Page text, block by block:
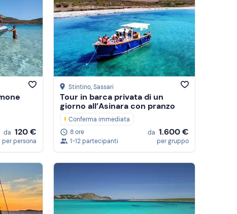
da 120 €
per persona
Stintino, Sassari
Tour in barca privata di un
giorno all’Asinara con pranzo
Conferma immediata
8 ore
1-12 partecipanti
da 1.600 €
per gruppo